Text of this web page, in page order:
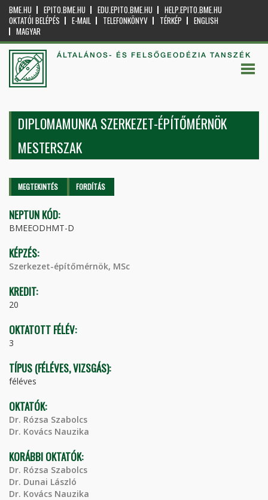
BME.HU EPITO.BME.HU EDU.EPITO.BME.HU
HELP.EPITO.BME.HU
OKTATÓI BELÉPÉS
E-MAIL TELEFONKÖNYV TÉRKÉP
ENGLISH
MAGYAR
ÁLTALÁNOS- ÉS FELSŐGEODÉZIA TANSZÉK
DIPLOMAMUNKA SZERKEZET-ÉPÍTŐMÉRNÖK
MESTERSZAK
Elsődleges fülek
MEGTEKINTÉS (AKTÍVFORDÍTÁS
NEPTUN KÓD:
BMEEODHMT-D
KÉPZÉS:
Szerkezet-építőmérnök, MSc
KREDIT:
20
OKTATOTT FÉLÉV:
3
TÍPUS (FÉLÉVES, VIZSGÁS):
féléves
OKTATÓK:
Dr. Rózsa Szabolcs
Dr. Kovács Nauzika
KORÁBBI OKTATÓK:
Dr. Rózsa Szabolcs
Dr. Dunai László
Dr. Kovács Nauzika